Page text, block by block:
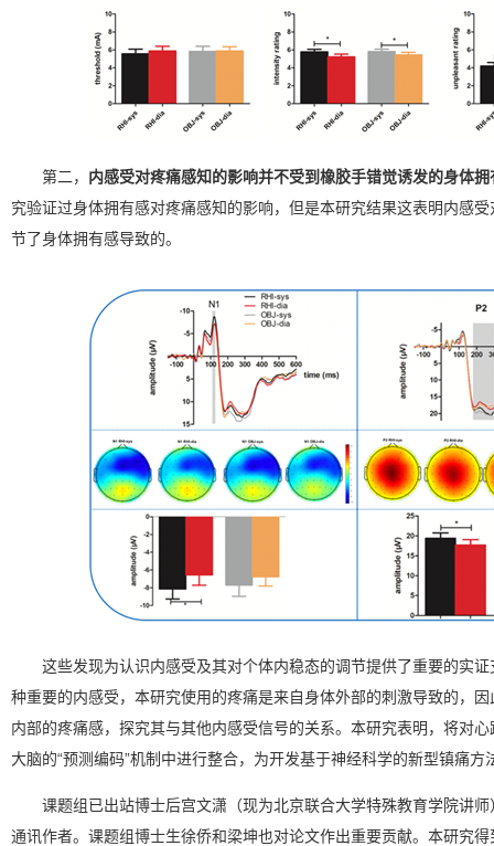
第二， 内感受对疼痛感知的影响并不受到橡胶手错觉诱发的身体
究验证过身体拥有感对疼痛感知的影响，但是本研究结果这表明内感
节了身体拥有感导致的。
这些发现为认识内感受及其对个体内稳态的调节提供了重要的实
种重要的内感受，本研究使用的疼痛是来自身体外部的刺激导致的，
内部的疼痛感，探究其与其他内感受信号的关系。本研究表明，将对
大脑的“预测编码”机制中进行整合，为开发基于神经科学的新型镇痛方
课题组已出站博士后宫文潇（现为北京联合大学特殊教育学院讲
通讯作者。课题组博士生徐侨和梁坤也对论文作出重要贡献。本研究